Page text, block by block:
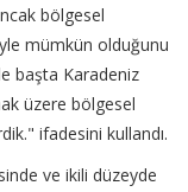
bölgesel
mümkün olduğunu
başta Karadeniz
üzere bölgesel
ifadesini kullandı.
ve ikili düzeyde